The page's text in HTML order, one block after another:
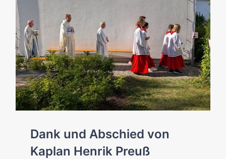
Dank und Abschied von
Kaplan Henrik Preuß